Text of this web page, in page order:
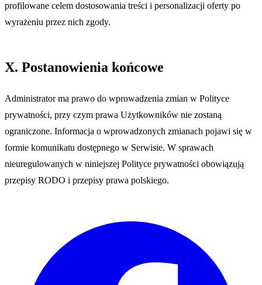
profilowane celem dostosowania treści i personalizacji oferty po
wyrażeniu przez nich zgody.
X. Postanowienia końcowe
Administrator ma prawo do wprowadzenia zmian w Polityce
prywatności, przy czym prawa Użytkowników nie zostaną
ograniczone. Informacja o wprowadzonych zmianach pojawi się w
formie komunikatu dostępnego w Serwisie. W sprawach
nieuregulowanych w niniejszej Polityce prywatności obowiązują
przepisy RODO i przepisy prawa polskiego.